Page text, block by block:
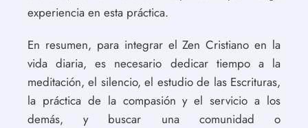
experiencia en esta práctica.
En resumen, para integrar el Zen Cristiano en la
vida diaria, es necesario dedicar tiempo a la
meditación, el silencio, el estudio de las Escrituras,
la práctica de la compasión y el servicio a los
demás, y buscar una comunidad o